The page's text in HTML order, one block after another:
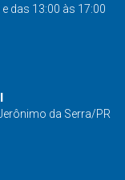
das 13:00 às 17:00
da Serra/PR